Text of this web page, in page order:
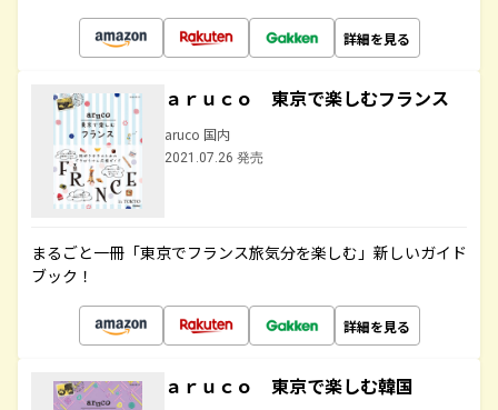
詳細を見る
ａｒｕｃｏ 東京で楽しむフランス
aruco 国内
2021.07.26 発売
まるごと一冊「東京でフランス旅気分を楽しむ」新しいガイド
ブック！
詳細を見る
ａｒｕｃｏ 東京で楽しむ韓国